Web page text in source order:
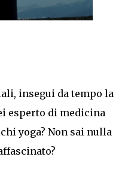
insegui da tempo la
esperto di medicina
yoga? Non sai nulla